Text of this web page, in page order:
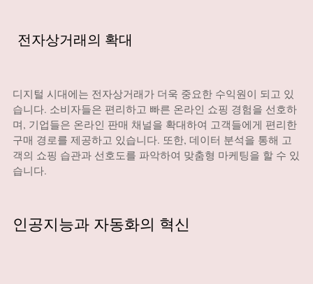
전자상거래의 확대
디지털 시대에는 전자상거래가 더욱 중요한 수익원이 되고 있
습니다. 소비자들은 편리하고 빠른 온라인 쇼핑 경험을 선호하
며, 기업들은 온라인 판매 채널을 확대하여 고객들에게 편리한
구매 경로를 제공하고 있습니다. 또한, 데이터 분석을 통해 고
객의 쇼핑 습관과 선호도를 파악하여 맞춤형 마케팅을 할 수 있
습니다.
인공지능과 자동화의 혁신